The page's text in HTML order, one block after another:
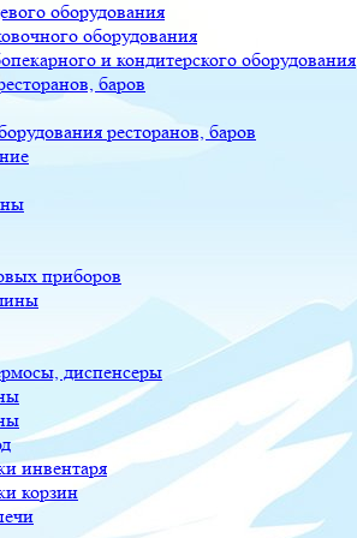
оборудования
оборудования
и кондитерского оборудования
баров
ресторанов, баров
приборов
диспенсеры
инвентаря
корзин